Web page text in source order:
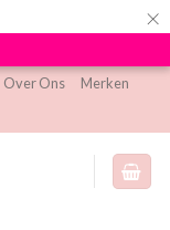
×
Over Ons
Merken